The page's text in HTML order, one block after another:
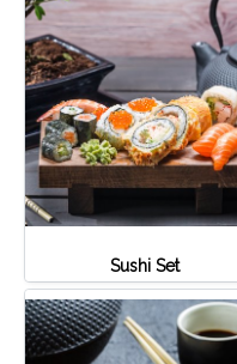
Sushi Set